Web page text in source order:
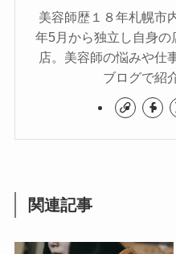
美容師歴１８年札幌市
年5月から独立し自身の
店。美容師の悩みや仕
ブログで紹
関連記事